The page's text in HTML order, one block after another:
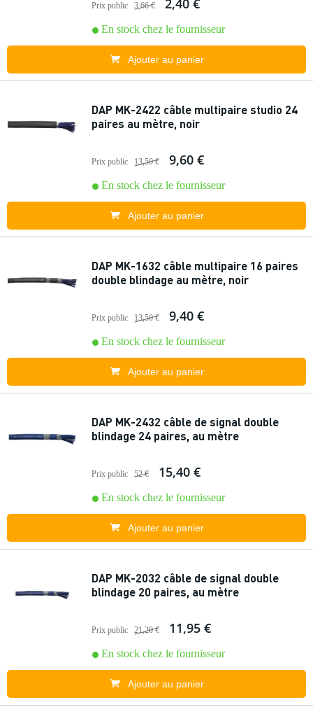
Prix public 3,66 € 2,40 €
En stock chez le fournisseur
Ajouter au panier
DAP MK-2422 câble multipaire studio 24
paires au mètre, noir
Prix public 13,50 € 9,60 €
En stock chez le fournisseur
Ajouter au panier
DAP MK-1632 câble multipaire 16 paires
double blindage au mètre, noir
Prix public 13,50 € 9,40 €
En stock chez le fournisseur
Ajouter au panier
DAP MK-2432 câble de signal double
blindage 24 paires, au mètre
Prix public 52 € 15,40 €
En stock chez le fournisseur
Ajouter au panier
DAP MK-2032 câble de signal double
blindage 20 paires, au mètre
Prix public 21,20 € 11,95 €
En stock chez le fournisseur
Ajouter au panier